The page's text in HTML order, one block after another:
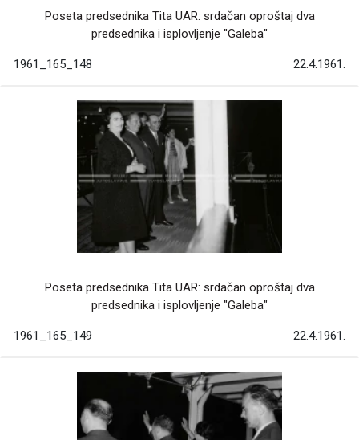
Poseta predsednika Tita UAR: srdačan oproštaj dva
predsednika i isplovljenje "Galeba"
1961_165_148 22.4.1961.
Poseta predsednika Tita UAR: srdačan oproštaj dva
predsednika i isplovljenje "Galeba"
1961_165_149 22.4.1961.